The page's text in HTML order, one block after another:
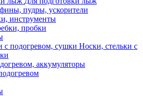
пудры, ускорители
инструменты
пробки
Носки, стельки с
аккумуляторы